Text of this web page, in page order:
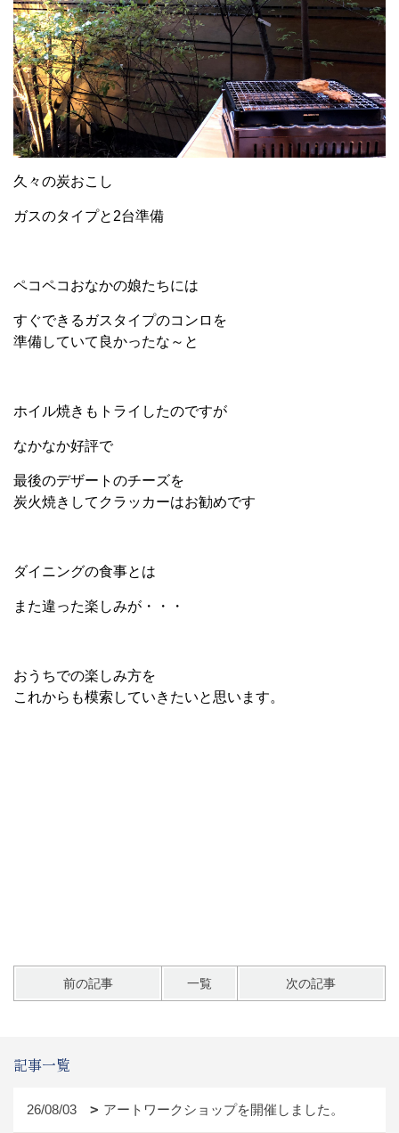
久々の炭おこし
ガスのタイプと2台準備
ペコペコおなかの娘たちには
すぐできるガスタイプのコンロを
準備していて良かったな～と
ホイル焼きもトライしたのですが
なかなか好評で
最後のデザートのチーズを
炭火焼きしてクラッカーはお勧めです
ダイニングの食事とは
また違った楽しみが・・・
おうちでの楽しみ方を
これからも模索していきたいと思います。
前の記事 一覧 次の記事
記事一覧
26/08/03 アートワークショップを開催しました。